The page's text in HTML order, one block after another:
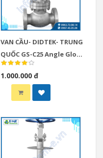
VAN CẦU- DIDTEK- TRUNG
QUỐC GS-C25 Angle Globe
Valves
1.000.000 đ